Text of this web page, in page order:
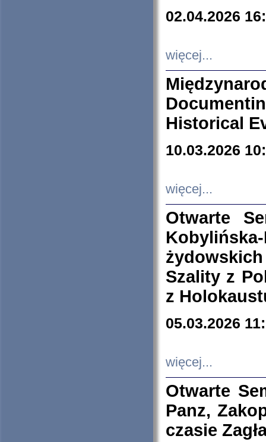
02.04.2026
więcej...
Historical
10.03.2026
więcej...
Otwarte
Szality z
z
05.03.2026
więcej...
Otwarte
Panz,
czasie